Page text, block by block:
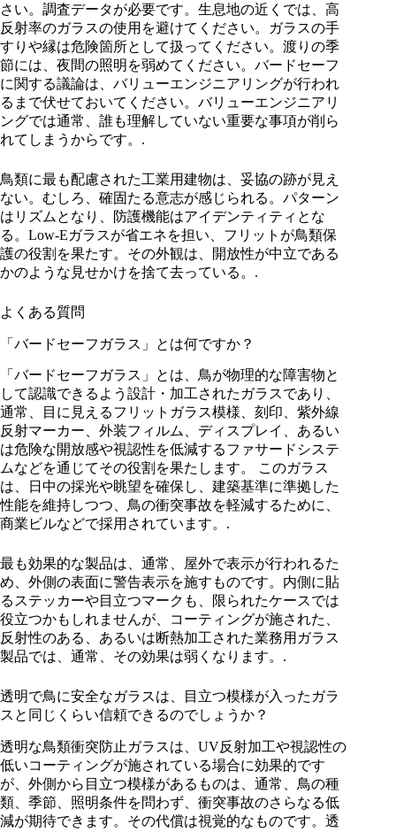
さい。調査データが必要です。生息地の近くでは、高
反射率のガラスの使用を避けてください。ガラスの手
すりや縁は危険箇所として扱ってください。渡りの季
節には、夜間の照明を弱めてください。バードセーフ
に関する議論は、バリューエンジニアリングが行われ
るまで伏せておいてください。バリューエンジニアリ
ングでは通常、誰も理解していない重要な事項が削ら
れてしまうからです。.
鳥類に最も配慮された工業用建物は、妥協の跡が見え
ない。むしろ、確固たる意志が感じられる。パターン
はリズムとなり、防護機能はアイデンティティとな
る。Low-Eガラスが省エネを担い、フリットが鳥類保
護の役割を果たす。その外観は、開放性が中立である
かのような見せかけを捨て去っている。.
よくある質問
「バードセーフガラス」とは何ですか？
「バードセーフガラス」とは、鳥が物理的な障害物と
して認識できるよう設計・加工されたガラスであり、
通常、目に見えるフリットガラス模様、刻印、紫外線
反射マーカー、外装フィルム、ディスプレイ、あるい
は危険な開放感や視認性を低減するファサードシステ
ムなどを通じてその役割を果たします。 このガラス
は、日中の採光や眺望を確保し、建築基準に準拠した
性能を維持しつつ、鳥の衝突事故を軽減するために、
商業ビルなどで採用されています。.
最も効果的な製品は、通常、屋外で表示が行われるた
め、外側の表面に警告表示を施すものです。内側に貼
るステッカーや目立つマークも、限られたケースでは
役立つかもしれませんが、コーティングが施された、
反射性のある、あるいは断熱加工された業務用ガラス
製品では、通常、その効果は弱くなります。.
透明で鳥に安全なガラスは、目立つ模様が入ったガラ
スと同じくらい信頼できるのでしょうか？
透明な鳥類衝突防止ガラスは、UV反射加工や視認性の
低いコーティングが施されている場合に効果的です
が、外側から目立つ模様があるものは、通常、鳥の種
類、季節、照明条件を問わず、衝突事故のさらなる低
減が期待できます。その代償は視覚的なものです。透